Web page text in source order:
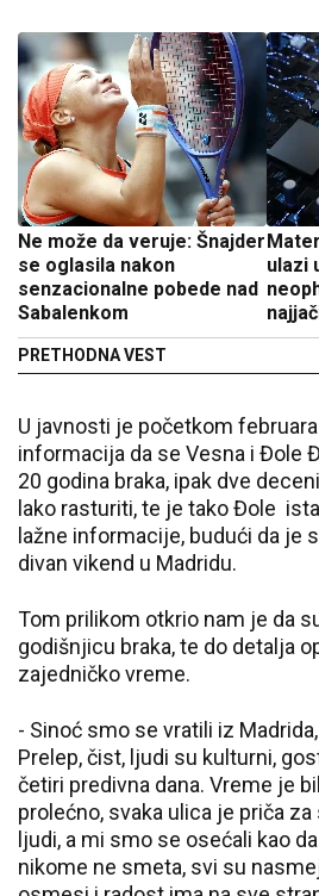
Ne može da veruje: Šnajder
se oglasila nakon
senzacionalne pobede nad
Sabalenkom
PRETHODNA VEST
ulazi
U javnosti je početkom
informacija da se Vesna i Đole
20 godina braka, ipak dve
lako rasturiti, te je tako Đole
lažne informacije, budući da je
divan vikend u Madridu.
Tom prilikom otkrio nam je da
godišnjicu braka, te do detalja
zajedničko vreme.
- Sinoć smo se vratili iz
Prelep, čist, ljudi su kulturni,
četiri predivna dana. Vreme je
prolećno, svaka ulica je priča
ljudi, a mi smo se osećali kao
nikome ne smeta, svi su